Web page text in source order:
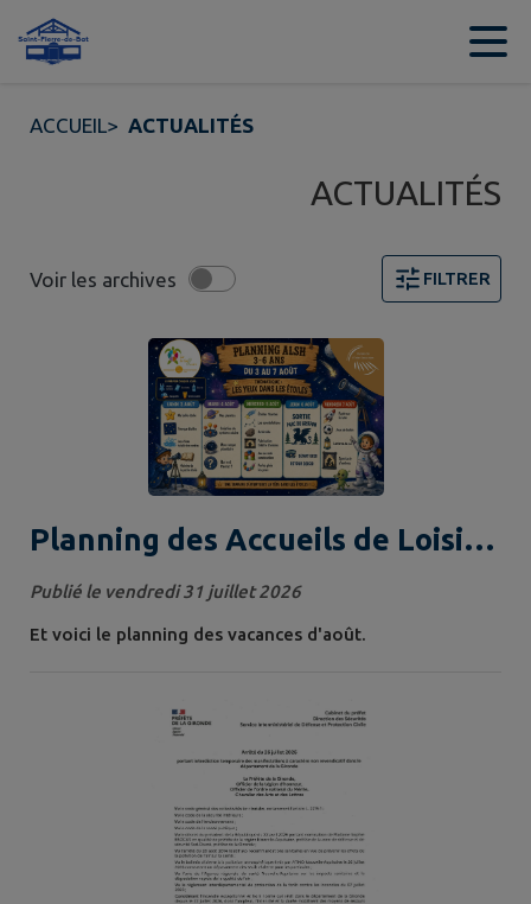
Contenu
ACCUEIL> ACTUALITÉS
ACTUALITÉS
Voir les archives FILTRER
Planning des Accueils de Loisirs
- Août
Publié le vendredi 31 juillet 2026
Et voici le planning des vacances d'août.